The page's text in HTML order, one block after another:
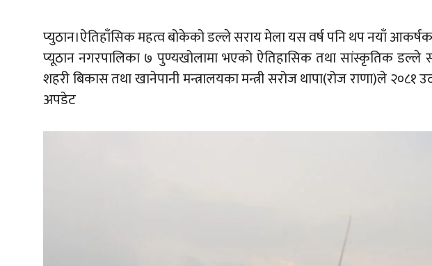
प्युठान।ऐतिहाँसिक महत्व बोकेको डल्ले सराय मेला यस वर्ष पनि थप नयाँ
प्यूठान नगरपालिका ७ पुण्यखोलामा भएको ऐतिहासिक तथा सांस्कृतिक डल्ले
शहरी बिकास तथा खानेपानी मन्त्रालयका मन्त्री सरोज थापा(रोज राणा)ले २०८१
अपडेट